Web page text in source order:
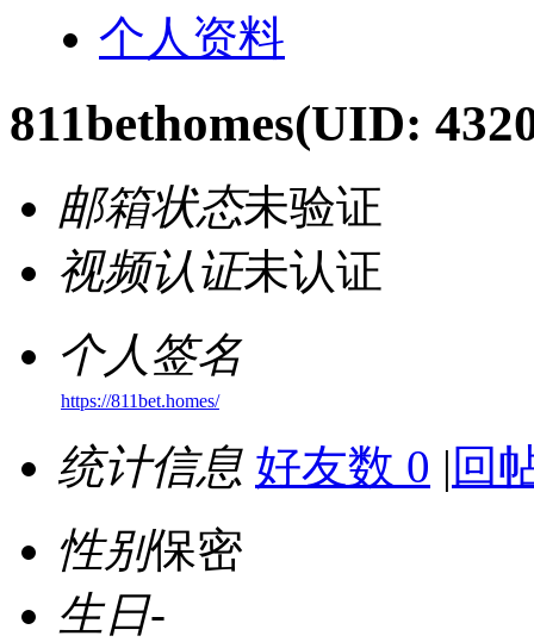
个人资料
811bethomes(UID:
邮箱状态未验证
视频认证未认证
个人签名
https://811bet.homes/
统计信息 好友数 0 | 回
性别保密
生日-